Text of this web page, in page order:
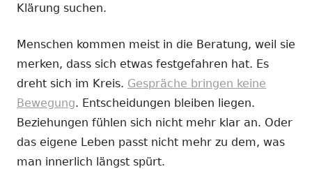
Klärung suchen.
Menschen kommen meist in die Beratung, weil sie
merken, dass sich etwas festgefahren hat. Es
dreht sich im Kreis. Gespräche bringen keine
Bewegung. Entscheidungen bleiben liegen.
Beziehungen fühlen sich nicht mehr klar an. Oder
das eigene Leben passt nicht mehr zu dem, was
man innerlich längst spürt.